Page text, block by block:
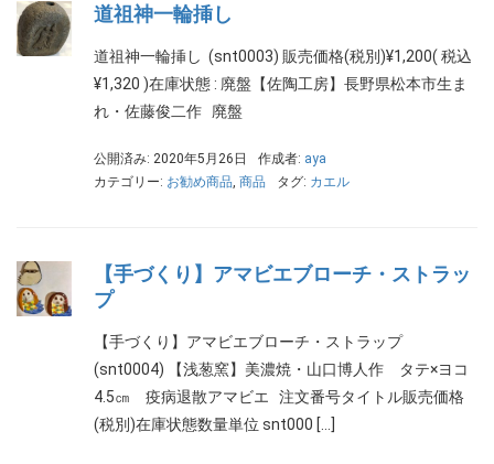
道祖神一輪挿し
道祖神一輪挿し (snt0003) 販売価格(税別)¥1,200( 税込
¥1,320 )在庫状態 : 廃盤【佐陶工房】長野県松本市生ま
れ・佐藤俊二作 廃盤
公開済み: 2020年5月26日 作成者: aya
カテゴリー: お勧め商品 商品 タグ: カエル
【手づくり】アマビエブローチ・ストラッ
プ
【手づくり】アマビエブローチ・ストラップ
(snt0004) 【浅葱窯】美濃焼・山口博人作 タテ×ヨコ
4.5㎝ 疫病退散アマビエ 注文番号タイトル販売価格
(税別)在庫状態数量単位 snt000 […]